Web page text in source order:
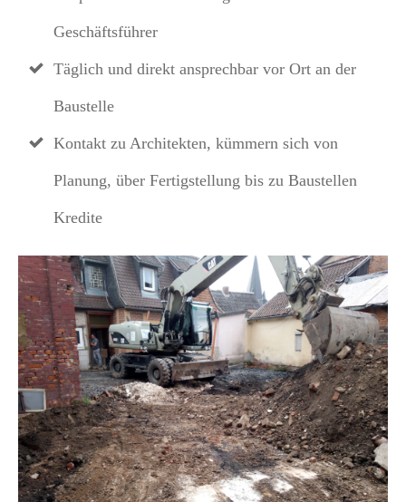
Geschäftsführer
Täglich und direkt ansprechbar vor Ort an der
Baustelle
Kontakt zu Architekten, kümmern sich von
Planung, über Fertigstellung bis zu Baustellen
Kredite